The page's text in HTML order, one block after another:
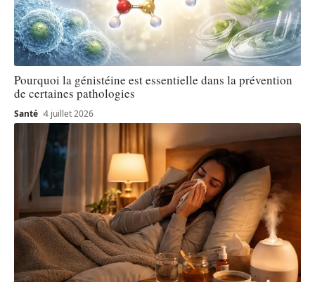
Pourquoi la génistéine est essentielle dans la prévention
de certaines pathologies
Santé 4 juillet 2026